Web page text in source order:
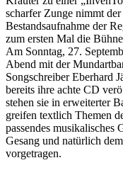
scharfer Zunge nimmt
Bestandsaufnahme der
zum ersten Mal die
Am Sonntag, 27.
Abend mit der
Songschreiber Eberhard
bereits ihre achte CD
stehen sie in erweiterter
greifen textlich Themen
passendes
Gesang und natürlich
vorgetragen.